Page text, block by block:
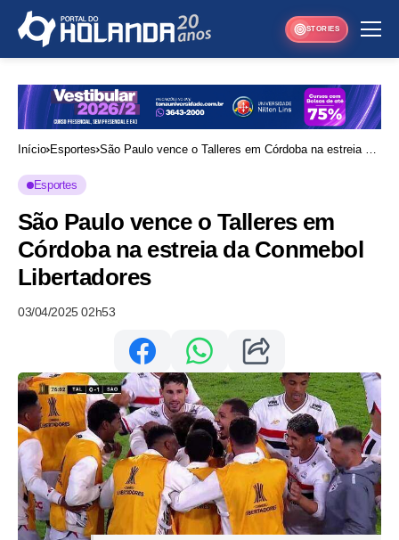
STORIES
Início Esportes São Paulo vence o Talleres em Córdoba na estreia da
Esportes
São Paulo vence o Talleres em
Córdoba na estreia da Conmebol
Libertadores
03/04/2025 02h53